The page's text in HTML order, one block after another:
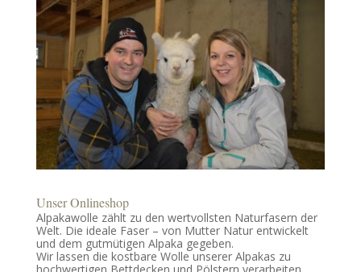
Unser Onlineshop
Alpakawolle zählt zu den wertvollsten Naturfasern der
Welt. Die ideale Faser – von Mutter Natur entwickelt
und dem gutmütigen Alpaka gegeben.
Wir lassen die kostbare Wolle unserer Alpakas zu